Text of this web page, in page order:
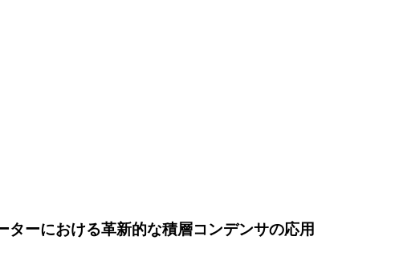
ーにおける革新的な積層コンデンサの応用